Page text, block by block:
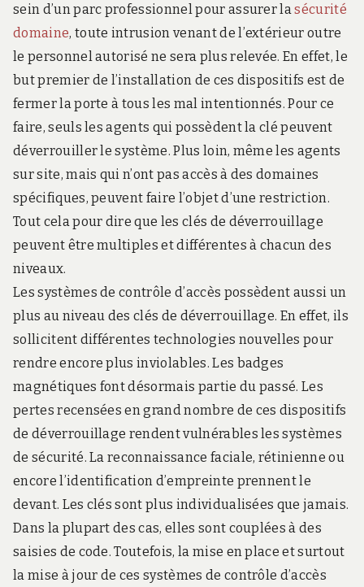
sein d’un parc professionnel pour assurer lasécurité
domaine, toute intrusion venant de l’extérieur outre
le personnel autorisé ne sera plus relevée. En effet, le
but premier de l’installation de ces dispositifs est de
fermer la porte à tous les mal intentionnés. Pour ce
faire, seuls les agents qui possèdent la clé peuvent
déverrouiller le système. Plus loin, même les agents
sur site, mais qui n’ont pas accès à des domaines
spécifiques, peuvent faire l’objet d’une restriction.
Tout cela pour dire que les clés de déverrouillage
peuvent être multiples et différentes à chacun des
niveaux.
Les systèmes de contrôle d’accès possèdent aussi un
plus au niveau des clés de déverrouillage. En effet, ils
sollicitent différentes technologies nouvelles pour
rendre encore plus inviolables. Les badges
magnétiques font désormais partie du passé. Les
pertes recensées en grand nombre de ces dispositifs
de déverrouillage rendent vulnérables les systèmes
de sécurité. La reconnaissance faciale, rétinienne ou
encore l’identification d’empreinte prennent le
devant. Les clés sont plus individualisées que jamais.
Dans la plupart des cas, elles sont couplées à des
saisies de code. Toutefois, la mise en place et surtout
la mise à jour de ces systèmes de contrôle d’accès